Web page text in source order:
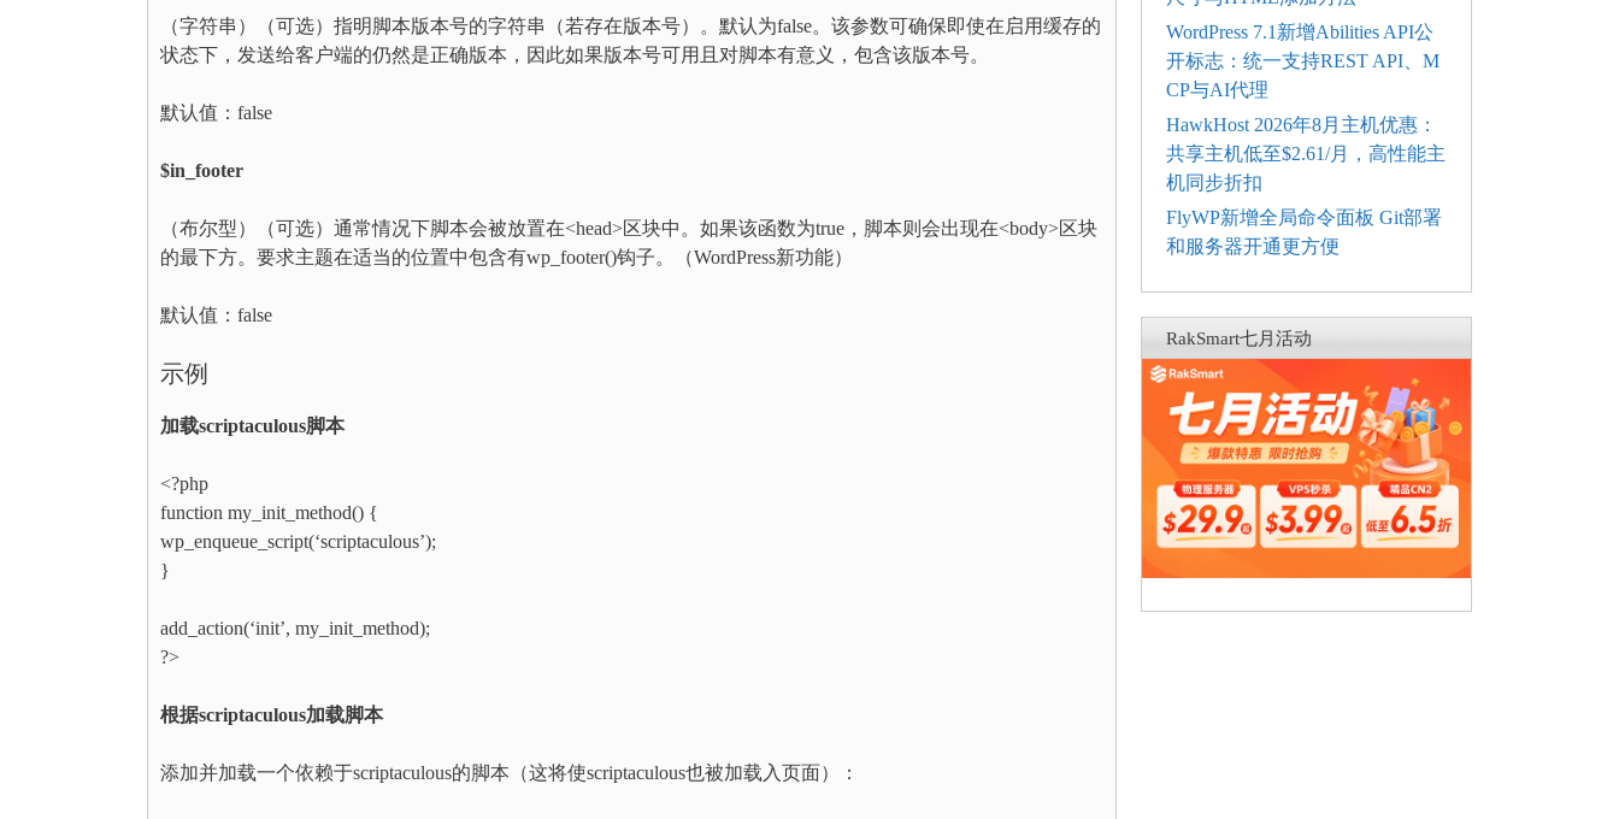
（字符串）（可选）指明脚本版本号的字符串（若存在版本号）。默认为false。该参数可确保即使在启用缓存的
状态下，发送给客户端的仍然是正确版本，因此如果版本号可用且对脚本有意义，包含该版本号。
默认值：false
$in_footer
（布尔型）（可选）通常情况下脚本会被放置在<head>区块中。如果该函数为true，脚本则会出现在<body>区块
的最下方。要求主题在适当的位置中包含有wp_footer()钩子。（WordPress新功能）
默认值：false
示例
加载scriptaculous脚本
<?php
function my_init_method() {
wp_enqueue_script(‘scriptaculous’);
}
add_action(‘init’, my_init_method);
?>
根据scriptaculous加载脚本
添加并加载一个依赖于scriptaculous的脚本（这将使scriptaculous也被加载入页面）：
WordPress 7.1新增Abilities API公
开标志：统一支持REST API、M
CP与AI代理
HawkHost 2026年8月主机优惠：
共享主机低至$2.61/月，高性能主
机同步折扣
FlyWP新增全局命令面板 Git部署
和服务器开通更方便
RakSmart七月活动